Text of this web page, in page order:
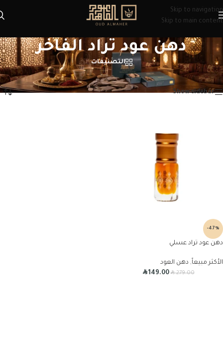
Skip to navigation
Skip to main content
دهن عود تراد الفاخر
التصنيفات
الرئيسية/منتجات تحت الوسم “دهن عود تراد الفاخر” عرض النتيجة الوحيدة
Show sidebar
-47%
دهن عود تراد عسلي
الأكثر مبيعاً, دهن العود
R279.00
R149.00